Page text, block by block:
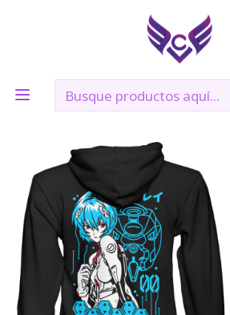
🛠️ Confección: 2 días hábiles | 🚚
REI AYANAMI